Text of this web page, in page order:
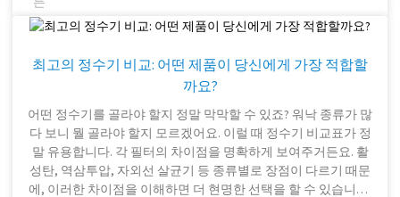
양한 소재를 혼합하여 오염물질을 더욱 효과적으로 제거하는 것
이 특징입니다. 예를 들어 아쿠아 필터(Aqua Filter) 정수 필터 카
모두에서 인기가 높습니다. 다만, 유지 보수 및 교체 비용이 발생
할 수 있다는 점을 유념해야 합니다. 모든 필터가 모든 환경에서
위해서는 정기적인 점검이 중요합니다. 전반적으로 장점은 분명
하지만, 이를 최대한 활용하려면 한계점을 아는 것 또한 중요합
니다.
최고의 정수기 비교: 어떤 제품이 당신에게 가장 적합할
까요?
어떤 정수기를 골라야 할지 정말 막막할 수 있죠? 워낙 종류가 많
다 보니 뭘 골라야 할지 모르겠어요. 이럴 때 정수기 비교표가 정
말 유용합니다. 각 필터의 ​​차이점을 명확하게 보여주거든요. 활
성탄, 역삼투압, 자외선 살균기 등 종류별로 장점이 다르기 때문
에, 이러한 차이점을 이해하면 더 현명한 선택을 할 수 있습니다.